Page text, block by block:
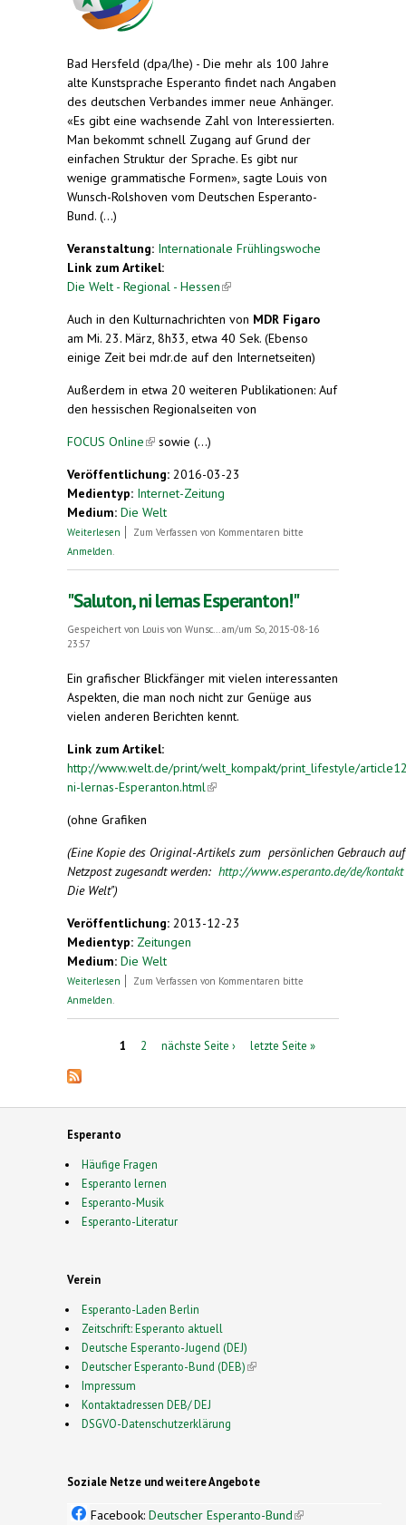
Bad Hersfeld (dpa/lhe) - Die mehr als 100 Jahre
alte Kunstsprache Esperanto findet nach Angaben
des deutschen Verbandes immer neue Anhänger.
«Es gibt eine wachsende Zahl von Interessierten.
Man bekommt schnell Zugang auf Grund der
einfachen Struktur der Sprache. Es gibt nur
wenige grammatische Formen», sagte Louis von
Wunsch-Rolshoven vom Deutschen Esperanto-
Bund. (...)
Veranstaltung: Internationale Frühlingswoche
Link zum Artikel:
Die Welt - Regional - Hessen(link is external)
Auch in den Kulturnachrichten von MDR Figaro
am Mi. 23. März, 8h33, etwa 40 Sek. (Ebenso
einige Zeit bei mdr.de auf den Internetseiten)
Außerdem in etwa 20 weiteren Publikationen: Auf
den hessischen Regionalseiten von
FOCUS Online(link is external)
sowie (...)
Veröffentlichung: 2016-03-23
Medientyp: Internet-Zeitung
Medium: Die Welt
Weiterlesen über Esperanto-Fans lernen Kunstsprache
Zum Verfassen von Kommentaren bitte
Anmelden
"Saluton, ni lernas Esperanton!"
Gespeichert von Louis von Wunsc...
am/um So, 2015-08-16
23:57
Ein grafischer Blickfänger mit vielen interessanten
Aspekten, die man noch nicht zur Genüge aus
vielen anderen Berichten kennt.
Link zum Artikel:
http://www.welt.de/print/welt_kompakt/print_lifestyle/
ni-lernas-Esperanton.html (link is external)
(ohne Grafiken
(Eine Kopie des Original-Artikels zum persönlichen Gebrauch
Netzpost zugesandt werden: http://www.esperanto.de/de/kontakt
Die Welt")
Veröffentlichung: 2013-12-23
Medientyp: Zeitungen
Medium: Die Welt
Weiterlesen über "Saluton, ni lernas Esperanton!"
Zum Verfassen von Kommentaren bitte
Anmelden
1 2 nächste Seite › letzte Seite »
Esperanto
Häufige Fragen
Esperanto lernen
Esperanto-Musik
Esperanto-Literatur
Verein
Esperanto-Laden Berlin
Zeitschrift: Esperanto aktuell
Deutsche Esperanto-Jugend (DEJ)
Deutscher Esperanto-Bund (DEB)(link is external)
Impressum
Kontaktadressen DEB/ DEJ
DSGVO-Datenschutzerklärung
Soziale Netze und weitere Angebote
Facebook: Deutscher Esperanto-Bund(link is